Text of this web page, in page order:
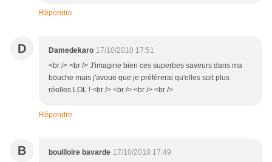
Répondre
D Damedekaro 17/10/2010 17:51
<br /> <br /> J'imagine bien ces superbes saveurs dans ma
bouche mais j'avoue que je préférerai qu'elles soit plus
réelles LOL ! <br /> <br /> <br /> <br />
Répondre
B bouilloire bavarde 17/10/2010 17:49